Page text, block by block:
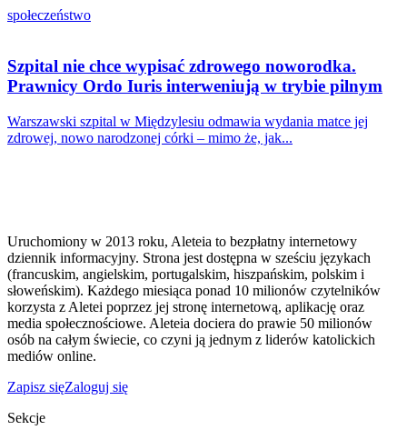
społeczeństwo
Szpital nie chce wypisać zdrowego noworodka.
Prawnicy Ordo Iuris interweniują w trybie pilnym
Warszawski szpital w Międzylesiu odmawia wydania matce jej
zdrowej, nowo narodzonej córki – mimo że, jak...
Uruchomiony w 2013 roku, Aleteia to bezpłatny internetowy
dziennik informacyjny. Strona jest dostępna w sześciu językach
(francuskim, angielskim, portugalskim, hiszpańskim, polskim i
słoweńskim). Każdego miesiąca ponad 10 milionów czytelników
korzysta z Aletei poprzez jej stronę internetową, aplikację oraz
media społecznościowe. Aleteia dociera do prawie 50 milionów
osób na całym świecie, co czyni ją jednym z liderów katolickich
mediów online.
Zapisz sięZaloguj się
Sekcje